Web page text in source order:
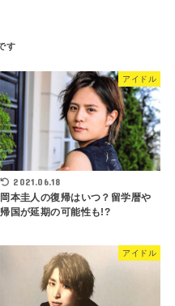
アイドル
2021.06.18
岡本圭人の復帰はいつ？留学暦や
帰国が延期の可能性も!?
アイドル